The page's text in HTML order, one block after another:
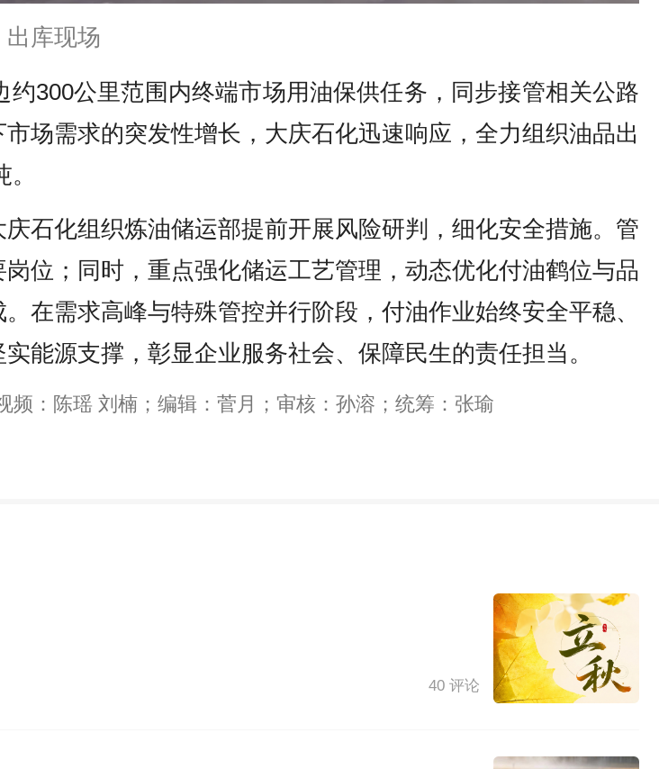
出库现场
300公里范围内终端市场用油保供任务，同步接管相关公路
场需求的突发性增长，大庆石化迅速响应，全力组织油品出
石化组织炼油储运部提前开展风险研判，细化安全措施。管
位；同时，重点强化储运工艺管理，动态优化付油鹤位与品
在需求高峰与特殊管控并行阶段，付油作业始终安全平稳、
能源支撑，彰显企业服务社会、保障民生的责任担当。
：陈瑶 刘楠；编辑：菅月；审核：孙溶；统筹：张瑜
40 评论